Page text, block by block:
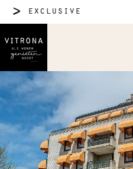
exclusive